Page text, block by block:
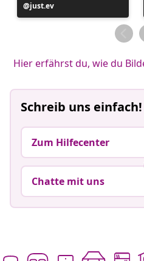
Beitrag
veröffentlicht
just.ev
Hier erfährst du, wie du
Schreib uns einfach!
Zum Hilfecenter
Chatte mit uns